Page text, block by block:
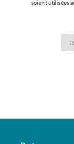
soient utilisées